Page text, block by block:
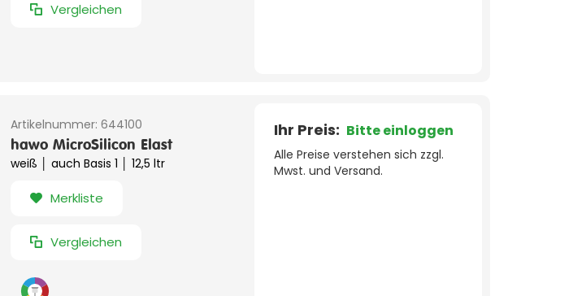
Vergleichen
Artikelnummer: 644100
hawo MicroSilicon Elast
weiß │ auch Basis 1 │ 12,5 ltr
Merkliste
Vergleichen
Ihr Preis: Bitte einloggen
Alle Preise verstehen sich zzgl.
Mwst. und Versand.